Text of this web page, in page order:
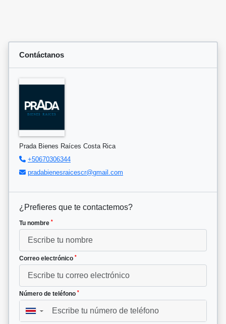
Contáctanos
Prada Bienes Raíces Costa Rica
+50670306344
pradabienesraicescr@gmail.com
¿Prefieres que te contactemos?
Tu nombre *
Correo electrónico *
Número de teléfono *
▼